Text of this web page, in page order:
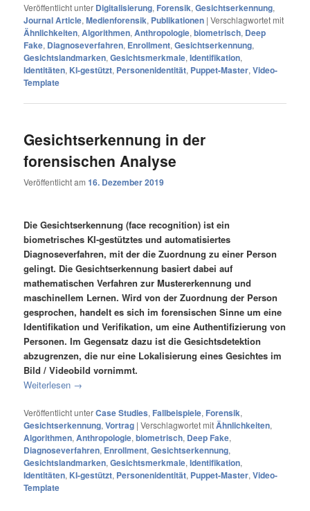
Veröffentlicht unter Digitalisierung, Forensik,Gesichtserkennung,
Journal Article,Medienforensik, Publikationen |Verschlagwortet mit
Ähnlichkeiten,Algorithmen,Anthropologie,biometrisch, Deep
Fake, Diagnoseverfahren, Enrollment,Gesichtserkennung,
Gesichtslandmarken,Gesichtsmerkmale,Identifikation,
Identitäten, KI-gestützt, Personenidentität, Puppet-Master,Video-
Template
Gesichtserkennung in der
forensischen Analyse
Veröffentlicht am16. Dezember 2019
Die Gesichtserkennung (face recognition) ist ein
biometrisches KI-gestütztes und automatisiertes
Diagnoseverfahren, mit der die Zuordnung zu einer Person
gelingt. Die Gesichtserkennung basiert dabei auf
mathematischen Verfahren zur Mustererkennung und
maschinellem Lernen. Wird von der Zuordnung der Person
gesprochen, handelt es sich im forensischen Sinne um eine
Identifikation und Verifikation, um eine Authentifizierung von
Personen. Im Gegensatz dazu ist die Gesichtsdetektion
abzugrenzen, die nur eine Lokalisierung eines Gesichtes im
Bild / Videobild vornimmt.
Weiterlesen →
Veröffentlicht unterCase Studies, Fallbeispiele, Forensik,
Gesichtserkennung,Vortrag |Verschlagwortet mitÄhnlichkeiten,
Algorithmen,Anthropologie,biometrisch, Deep Fake,
Diagnoseverfahren, Enrollment,Gesichtserkennung,
Gesichtslandmarken,Gesichtsmerkmale,Identifikation,
Identitäten, KI-gestützt, Personenidentität, Puppet-Master,Video-
Template